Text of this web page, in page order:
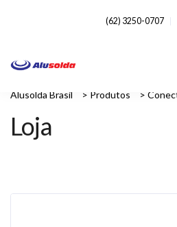
(62) 3250-0707
Alusolda Brasil > Produtos >
Loja